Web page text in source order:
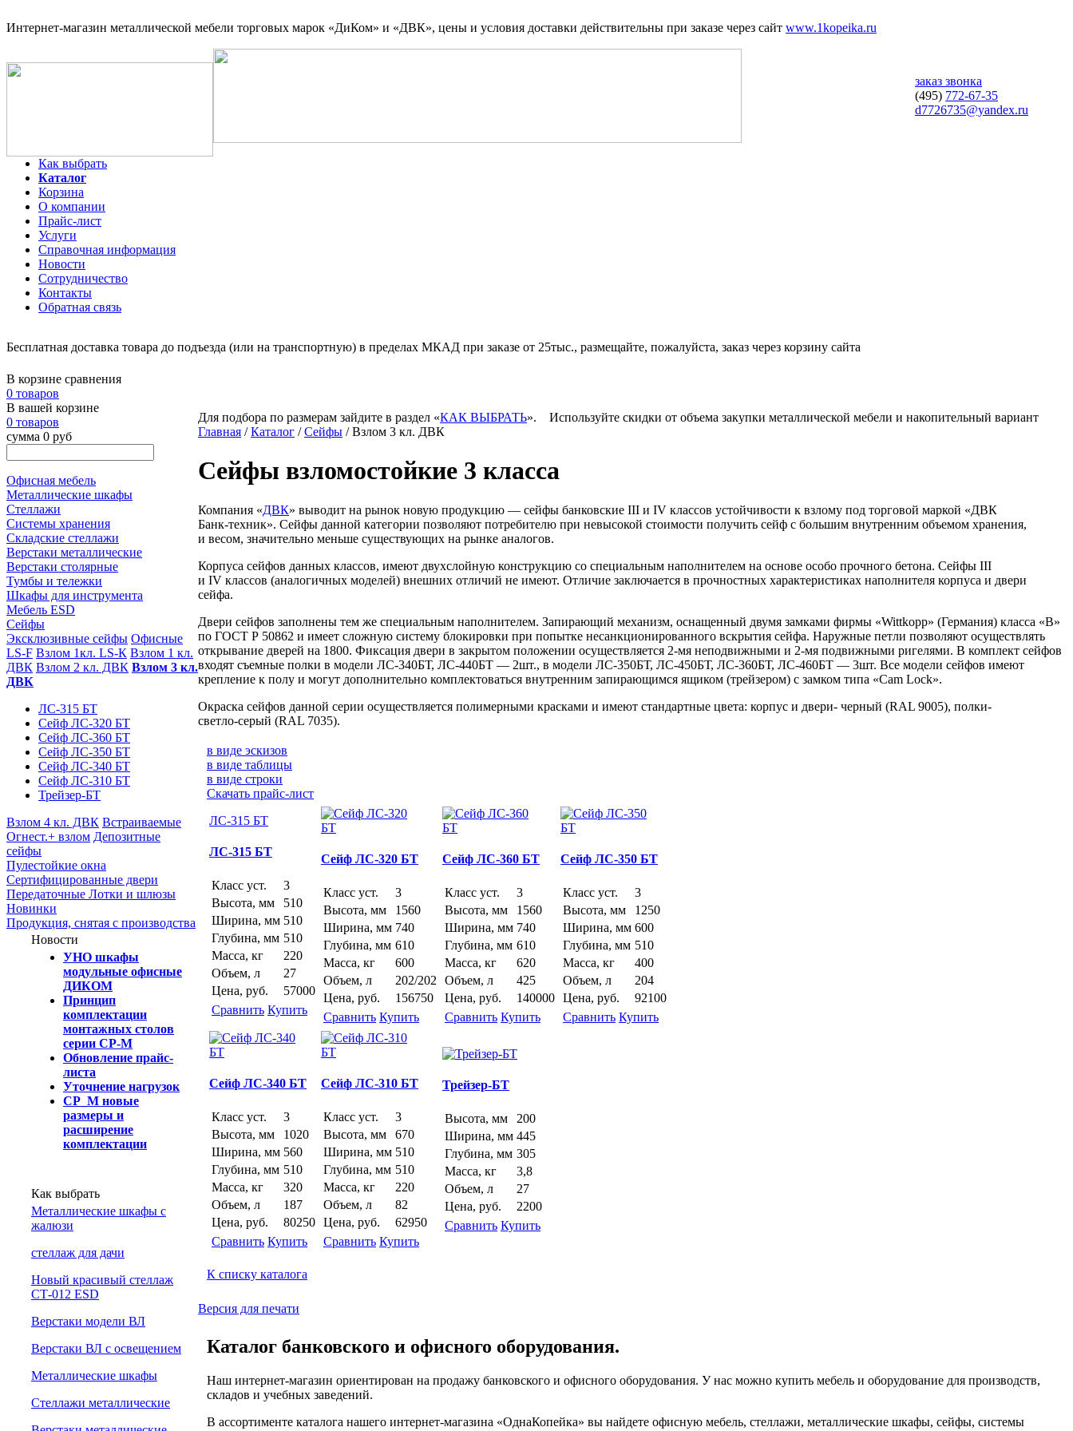
Интернет-магазин металлической мебели торговых марок «ДиКом» и «ДВК», цены и условия доставки действительны при заказе через сайт www.1kopeika.ru
заказ звонка
(495) 772-67-35
d7726735@yandex.ru
Как выбрать
Каталог
Корзина
О компании
Прайс-лист
Услуги
Справочная информация
Новости
Сотрудничество
Контакты
Обратная связь
Бесплатная доставка товара до подъезда (или на транспортную) в пределах МКАД при заказе от 25тыс., размещайте, пожалуйста, заказ через корзину сайта
В корзине сравнения
0 товаров
В вашей корзине
0 товаров
сумма 0 руб
Офисная мебель
Металлические шкафы
Стеллажи
Системы хранения
Складские стеллажи
Верстаки металлические
Верстаки столярные
Тумбы и тележки
Шкафы для инструмента
Мебель ESD
Сейфы
Эксклюзивные сейфы Офисные
LS-F Взлом 1кл. LS-К Взлом 1 кл.
ДВК Взлом 2 кл. ДВК Взлом 3 кл.
ДВК
ЛС-315 БТ
Сейф ЛС-320 БТ
Сейф ЛС-360 БТ
Сейф ЛС-350 БТ
Сейф ЛС-340 БТ
Сейф ЛС-310 БТ
Трейзер-БТ
Взлом 4 кл. ДВК Встраиваемые
Огнест.+ взлом Депозитные
cейфы
Пулестойкие окна
Сертифицированные двери
Передаточные Лотки и шлюзы
Новинки
Продукция, снятая с производства
Новости
УНО шкафы
модульные офисные
ДИКОМ
Принцип
комплектации
монтажных столов
серии СР-М
Обновление прайс-
листа
Уточнение нагрузок
СР_М новые
размеры и
расширение
комплектации
Как выбрать
Металлические шкафы с
жалюзи
cтеллаж для дачи
Новый красивый стеллаж
СТ-012 ESD
Верстаки модели ВЛ
Верстаки ВЛ с освещением
Металлические шкафы
Стеллажи металлические
Для подбора по размерам зайдите в раздел «КАК ВЫБРАТЬ».
Используйте скидки от объема закупки металлической мебели и накопительный вариант
Главная /Каталог /Сейфы / Взлом 3 кл. ДВК
Сейфы взломостойкие 3 класса
Компания «ДВК» выводит на рынок новую продукцию — сейфы банковские III и IV классов устойчивости к взлому под торговой маркой «ДВК
Банк-техник». Сейфы данной категории позволяют потребителю при невысокой стоимости получить сейф с большим внутренним объемом хранения,
и весом, значительно меньше существующих на рынке аналогов.
Корпуса сейфов данных классов, имеют двухслойную конструкцию со специальным наполнителем на основе особо прочного бетона. Cейфы III
и IV классов (аналогичных моделей) внешних отличий не имеют. Отличие заключается в прочностных характеристиках наполнителя корпуса и двери
сейфа.
Двери сейфов заполнены тем же специальным наполнителем. Запирающий механизм, оснащенный двумя замками фирмы «Wittkopp» (Германия) класса «В»
по ГОСТ Р 50862 и имеет сложную систему блокировки при попытке несанкционированного вскрытия сейфа. Наружные петли позволяют осуществлять
открывание дверей на 1800. Фиксация двери в закрытом положении осуществляется 2-мя неподвижными и 2-мя подвижными ригелями. В комплект сейфов
входят съемные полки в модели ЛС-340БТ, ЛС-440БТ — 2шт., в модели ЛС-350БТ, ЛС-450БТ, ЛС-360БТ, ЛС-460БТ — 3шт. Все модели сейфов имеют
крепление к полу и могут дополнительно комплектоваться внутренним запирающимся ящиком (трейзером) с замком типа «Cam Lock».
Окраска сейфов данной серии осуществляется полимерными красками и имеют стандартные цвета: корпус и двери- черный (RAL 9005), полки-
светло-серый (RAL 7035).
в виде эскизов
в виде таблицы
в виде строки
Скачать прайс-лист
ЛС-315 БТ
ЛС-315 БТ
Класс уст.
3
Высота, мм
510
Ширина, мм 510
Глубина, мм 510
Масса, кг
220
Объем, л
27
Цена, руб.
57000
Сравнить Купить
Сейф ЛС-320 БТ
Класс уст.
3
Высота, мм
1560
Ширина, мм 740
Глубина, мм 610
Масса, кг
600
Объем, л
202/202
Цена, руб.
156750
Сравнить Купить
Сейф ЛС-360 БТ
Класс уст.
3
Высота, мм
1560
Ширина, мм 740
Глубина, мм 610
Масса, кг
620
Объем, л
425
Цена, руб.
140000
Сравнить Купить
Сейф ЛС-350 БТ
Класс уст.
3
Высота, мм
1250
Ширина, мм 600
Глубина, мм 510
Масса, кг
400
Объем, л
204
Цена, руб.
92100
Сравнить Купить
Сейф ЛС-340 БТ
Класс уст.
3
Высота, мм
1020
Ширина, мм 560
Глубина, мм 510
Масса, кг
320
Объем, л
187
Цена, руб.
80250
Сравнить Купить
Сейф ЛС-310 БТ
Класс уст.
3
Высота, мм
670
Ширина, мм 510
Глубина, мм 510
Масса, кг
220
Объем, л
82
Цена, руб.
62950
Сравнить Купить
Трейзер-БТ
Высота, мм
200
Ширина, мм 445
Глубина, мм 305
Масса, кг
3,8
Объем, л
27
Цена, руб.
2200
Сравнить Купить
К списку каталога
Версия для печати
Каталог банковского и офисного оборудования.
Наш интернет-магазин ориентирован на продажу банковского и офисного оборудования. У нас можно купить мебель и оборудование для производств,
складов и учебных заведений.
В ассортименте каталога нашего интернет-магазина «ОднаКопейка» вы найдете офисную мебель, стеллажи, металлические шкафы, сейфы, системы